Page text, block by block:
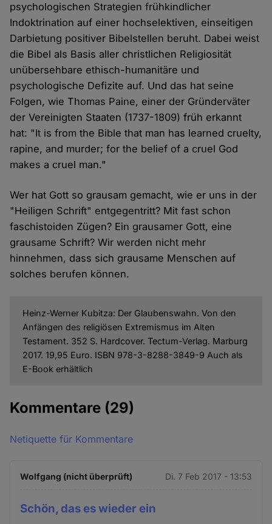
psychologischen Strategien frühkindlicher
Indoktrination auf einer hochselektiven, einseitigen
Darbietung positiver Bibelstellen beruht. Dabei weist
die Bibel als Basis aller christlichen Religiosität
unübersehbare ethisch-humanitäre und
psychologische Defizite auf. Und das hat seine
Folgen, wie Thomas Paine, einer der Gründerväter
der Vereinigten Staaten (1737-1809) früh erkannt
hat: "It is from the Bible that man has learned cruelty,
rapine, and murder; for the belief of a cruel God
makes a cruel man."
Wer hat Gott so grausam gemacht, wie er uns in der
"Heiligen Schrift" entgegentritt? Mit fast schon
faschistoiden Zügen? Ein grausamer Gott, eine
grausame Schrift? Wir werden nicht mehr
hinnehmen, dass sich grausame Menschen auf
solches berufen können.
Heinz-Werner Kubitza: Der Glaubenswahn. Von den
Anfängen des religiösen Extremismus im Alten
Testament. 352 S. Hardcover. Tectum-Verlag. Marburg
2017. 19,95 Euro. ISBN 978-3-8288-3849-9 Auch als
E-Book erhältlich
Kommentare (29)
Netiquette für Kommentare
Wolfgang (nicht überprüft) Di. 7 Feb 2017 - 13:53
Schön, das es wieder ein